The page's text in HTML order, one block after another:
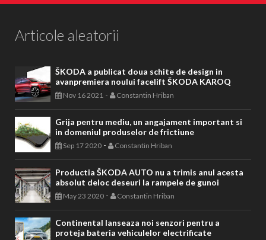
Articole aleatorii
ŠKODA a publicat doua schite de design in
avanpremiera noului facelift ŠKODA KAROQ
Nov 16 2021 - Constantin Hriban
Grija pentru mediu, un angajament important si
in domeniul produselor de frictiune
Sep 17 2020 - Constantin Hriban
Productia ŠKODA AUTO nu a trimis anul acesta
absolut deloc deseuri la rampele de gunoi
May 23 2020 - Constantin Hriban
Continental lanseaza noi senzori pentru a
proteja bateria vehiculelor electrificate